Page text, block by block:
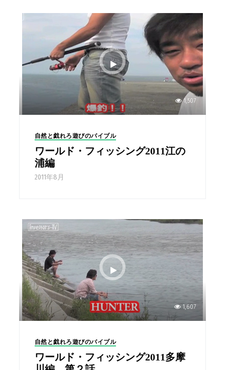
1,507
自然と戯れろ遊びのバイブル
ワールド・フィッシング2011江の
浦編
2011年8月
1,607
自然と戯れろ遊びのバイブル
ワールド・フィッシング2011多摩